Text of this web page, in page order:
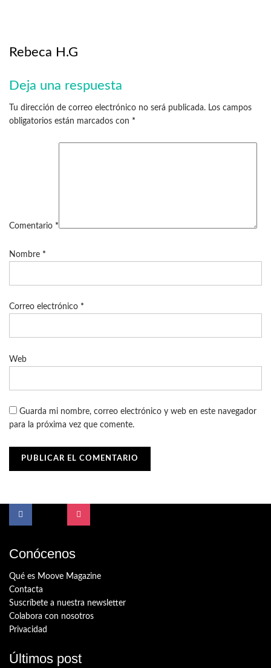
Rebeca H.G
Deja una respuesta
Tu dirección de correo electrónico no será publicada. Los campos
obligatorios están marcados con *
Comentario *
Nombre *
Correo electrónico *
Web
Guarda mi nombre, correo electrónico y web en este navegador
para la próxima vez que comente.
Conócenos
Qué es Moove Magazine
Contacta
Suscríbete a nuestra newsletter
Colabora con nosotros
Privacidad
Últimos post